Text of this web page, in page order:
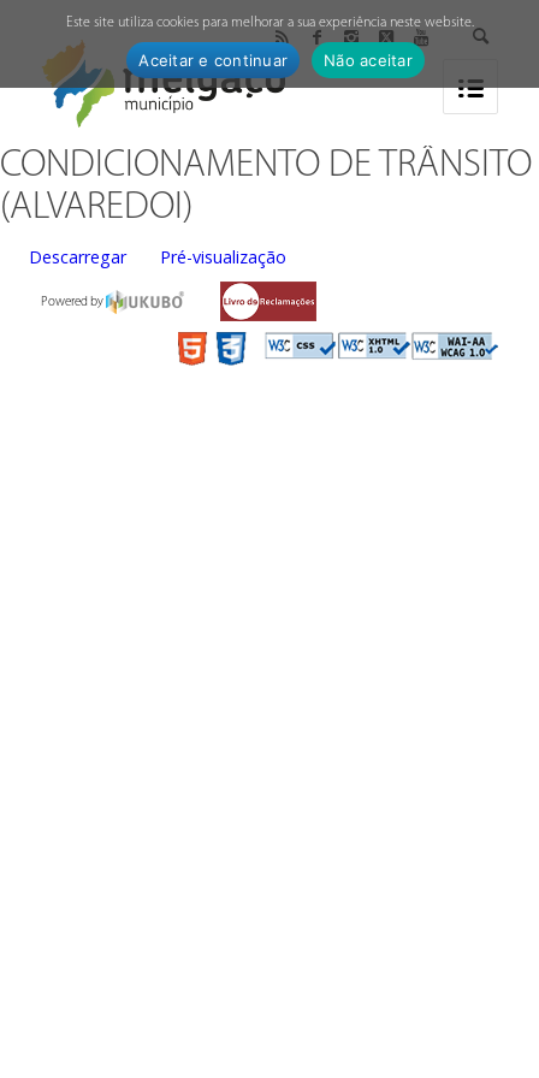
CONDICIONAMENTO DE TRÂNSITO
(ALVAREDOI)
Descarregar Pré-visualização
Powered by
Este site utiliza cookies para melhorar a sua experiência neste website.
Aceitar e continuar Não aceitar